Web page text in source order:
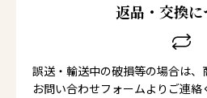
返品・交換に
誤送・輸送中の破損等の場合は
お問い合わせフォームよりご連絡